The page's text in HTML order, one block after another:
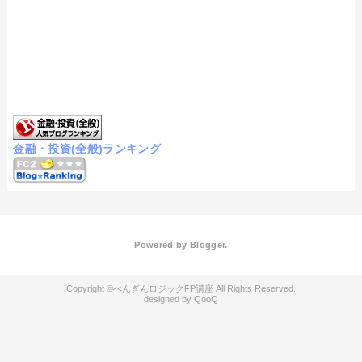
金融・投資(全般)ランキング
Powered by Blogger.
ぺんぎんロジックFP講座
QooQ